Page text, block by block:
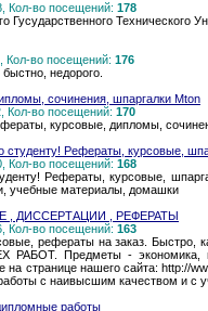
Кол-во посещений: 178
Гусударственного Технического
Кол-во посещений: 176
недорого.
сочинения, шпаргалки Mton
Кол-во посещений: 170
курсовые, дипломы,
Рефераты, курсовые,
Кол-во посещений: 168
Рефераты, курсовые,
учебные материалы, домашки
, ДИССЕРТАЦИИ , РЕФЕРАТЫ
Кол-во посещений: 163
рефераты на заказ.
Предметы - экономика,
странице нашего сайта: http://
с наивысшим качеством и с
работы